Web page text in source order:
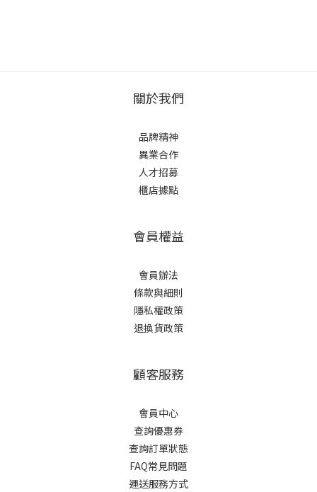
關於我們
品牌精神
異業合作
人才招募
櫃店據點
會員權益
會員辦法
條款與細則
隱私權政策
退換貨政策
顧客服務
會員中心
查詢優惠券
查詢訂單狀態
FAQ常見問題
運送服務方式